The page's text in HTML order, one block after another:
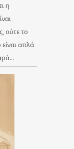
η
ούτε το
είναι απλά